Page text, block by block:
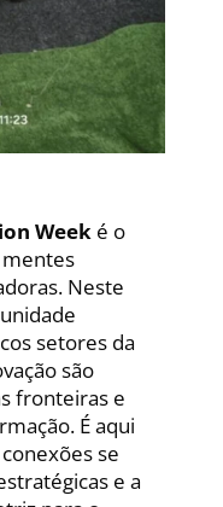
Weeké o
Neste
setores da
são
fronteiras e
É aqui
se
e a